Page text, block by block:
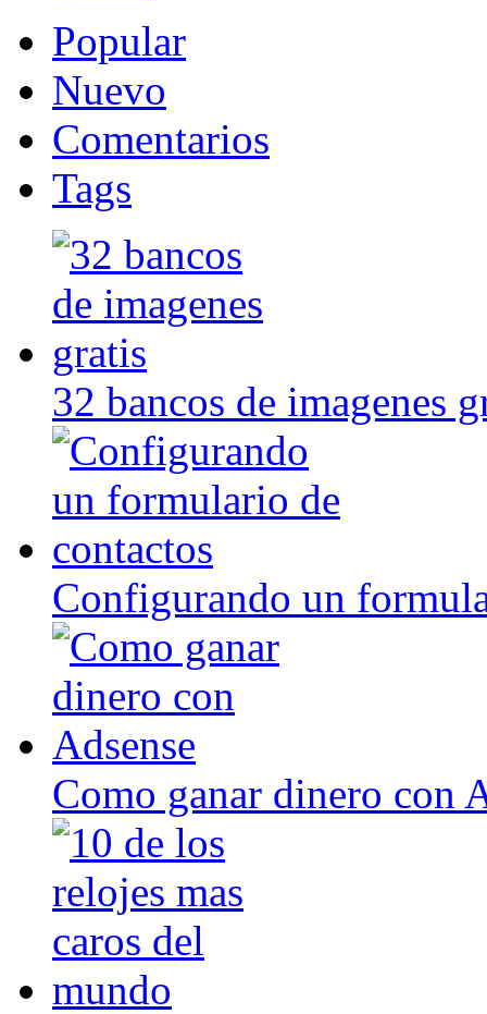
Popular
Nuevo
Comentarios
Tags
32 bancos de imagenes
Configurando un
Como ganar dinero con